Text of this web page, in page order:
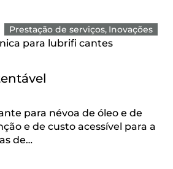
Prestação de serviços Inovações
para lubrifi cantes
para névoa de óleo e de
e de custo acessível para a
de…